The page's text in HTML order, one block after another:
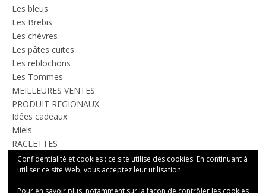
Les bleus
Les Brebis
Les chèvres
Les pâtes cuites
Les reblochons
Les Tommes
MEILLEURES VENTES
PRODUIT REGIONAUX
Idées cadeaux
Miels
RACLETTES
TOUS LES PRODUITS
Confidentialité et cookies : ce site utilise des cookies. En continuant à
utiliser ce site Web, vous acceptez leur utilisation.
Pour en savoir plus, notamment sur la façon de contrôler les cookies,